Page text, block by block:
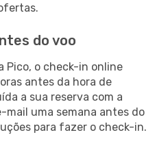
do voo
Pico, o check-in online
antes da hora de
a sua reserva com a
mail uma semana antes do
para fazer o check-in.